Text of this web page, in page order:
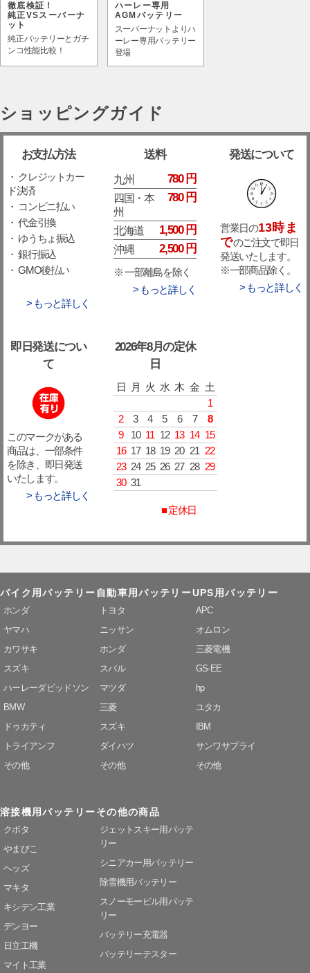
徹底検証！
純正VSスーパーナ
ット
純正バッテリーとガチ
ンコ性能比較！
ハーレー専用
AGMバッテリー
スーパーナットよりハ
ーレー専用バッテリー
登場
ショッピングガイド
お支払方法
・ クレジットカー
ド決済
・ コンビニ払い
・ 代金引換
・ ゆうちょ振込
・ 銀行振込
・ GMO後払い
> もっと詳しく
送料
九州 780 円
四国・本
州
780 円
北海道 1,500 円
沖縄 2,500 円
※ 一部離島を除く
> もっと詳しく
発送について
営業日の13時ま
でのご注文で即日
発送いたします。
※一部商品除く。
> もっと詳しく
即日発送につい
て
このマークがある
商品は、一部条件
を除き、即日発送
いたします。
> もっと詳しく
2026年8月の定休
日
日 月 火 水 木 金 土
1
2
3 4 5 6 7
8
9
10 11 12 13 14 15
16 17 18 19 20 21 22
23 24 25 26 27 28 29
30 31
■ 定休日
バイク用バッテリー
ホンダ
ヤマハ
カワサキ
スズキ
ハーレーダビッドソン
BMW
ドゥカティ
トライアンフ
その他
自動車用バッテリー
トヨタ
ニッサン
ホンダ
スバル
マツダ
三菱
スズキ
ダイハツ
その他
UPS用バッテリー
APC
オムロン
三菱電機
GS-EE
hp
ユタカ
IBM
サンワサプライ
その他
溶接機用バッテリー
クボタ
やまびこ
ヘッズ
マキタ
キシデン工業
デンヨー
日立工機
マイト工業
その他の商品
ジェットスキー用バッテ
リー
シニアカー用バッテリー
除雪機用バッテリー
スノーモービル用バッテ
リー
バッテリー充電器
バッテリーテスター